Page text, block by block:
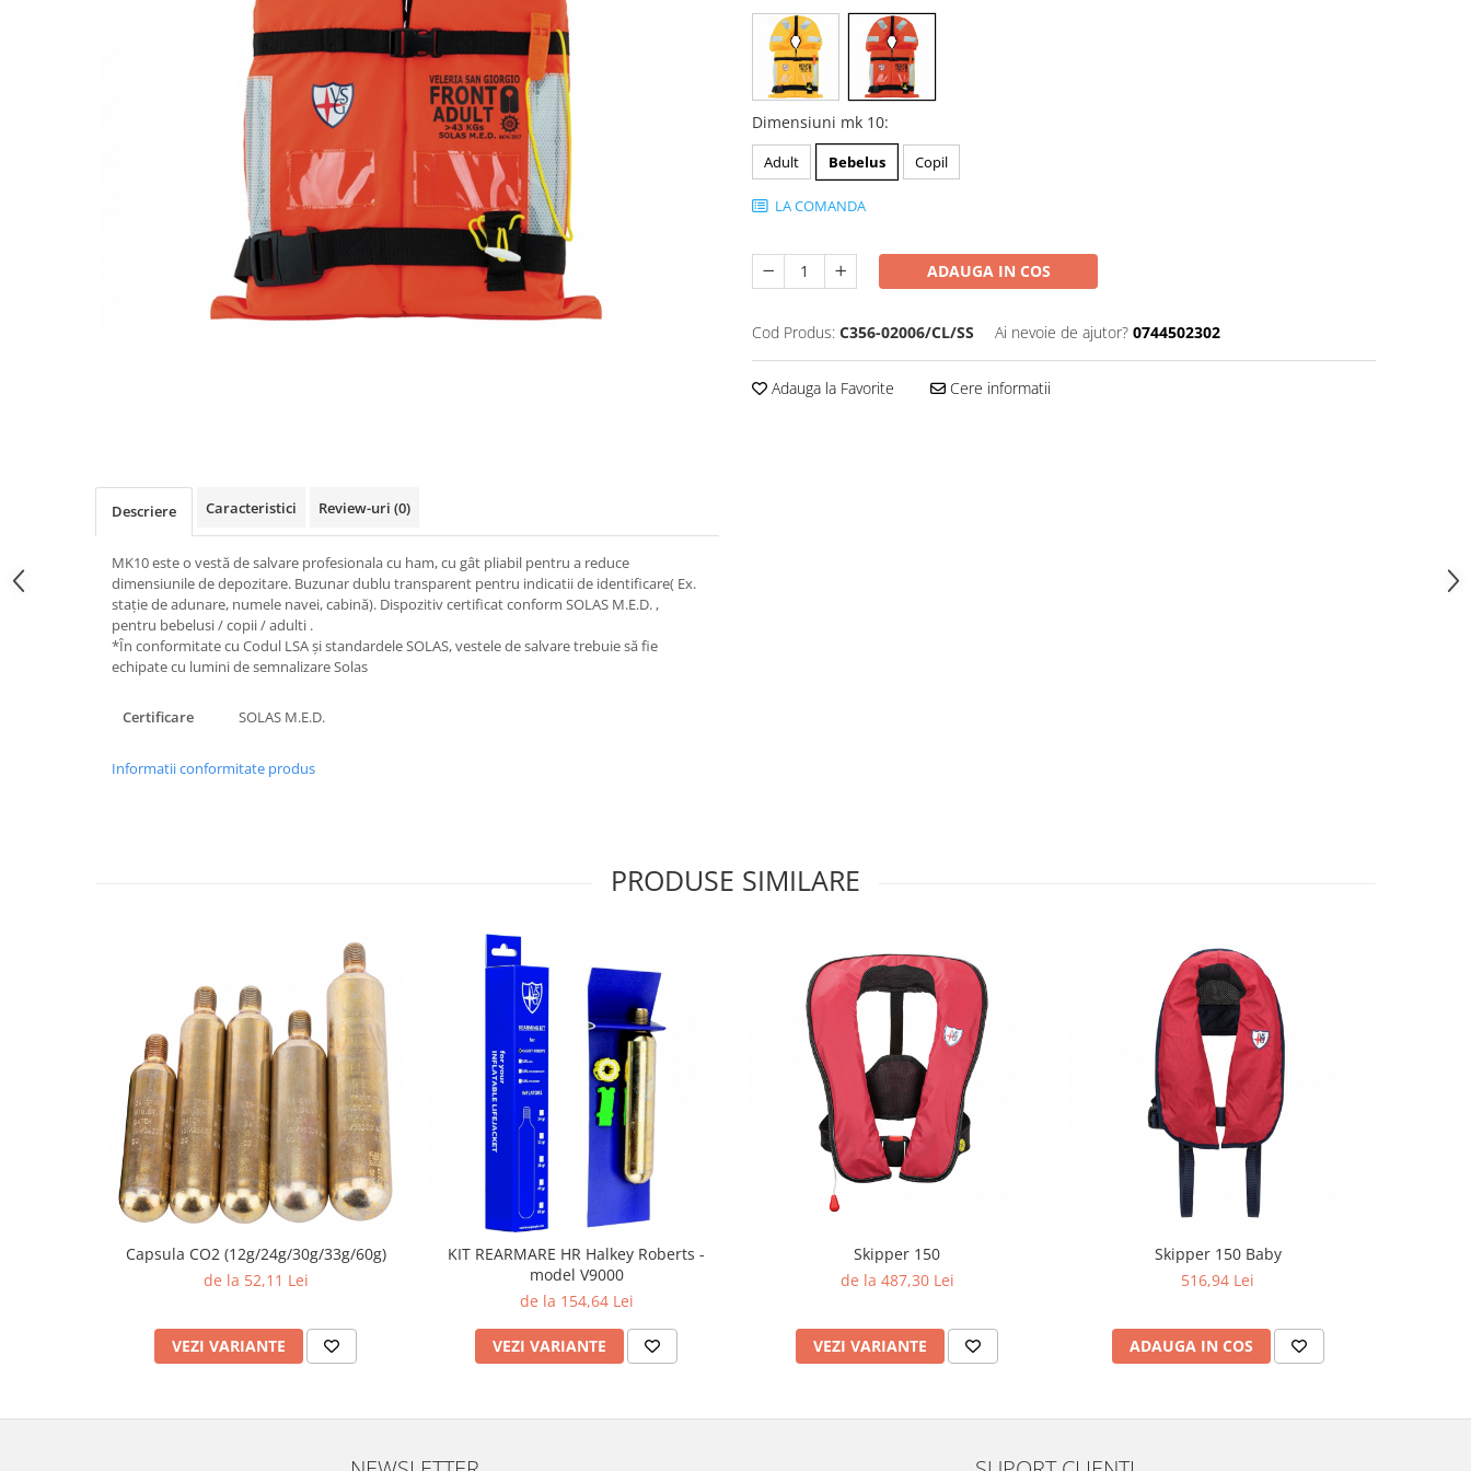
Dimensiuni mk 10:
Adult Bebelus Copil
LA COMANDA
ADAUGA IN COS
Cod Produs: C356-02006/CL/SS Ai nevoie de ajutor? 0744502302
Adauga la Favorite Cere informatii
Descriere Caracteristici Review-uri (0)
MK10 este o vestă de salvare profesionala cu ham, cu gât pliabil pentru a reduce
dimensiunile de depozitare. Buzunar dublu transparent pentru indicatii de identificare( Ex.
stație de adunare, numele navei, cabină). Dispozitiv certificat conform SOLAS M.E.D. ,
pentru bebelusi / copii / adulti .
*În conformitate cu Codul LSA și standardele SOLAS, vestele de salvare trebuie să fie
echipate cu lumini de semnalizare Solas
Certificare SOLAS M.E.D.
Informatii conformitate produs
PRODUSE SIMILARE
Capsula CO2 (12g/24g/30g/33g/60g)
de la 52,11 Lei
VEZI VARIANTE
KIT REARMARE HR Halkey Roberts -
model V9000
de la 154,64 Lei
VEZI VARIANTE
Skipper 150
de la 487,30 Lei
VEZI VARIANTE
Skipper 150 Baby
516,94 Lei
ADAUGA IN COS